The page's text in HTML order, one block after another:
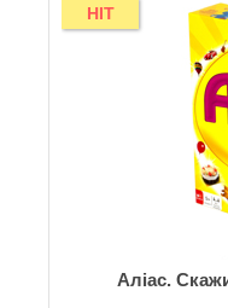
HIT
Аліас.